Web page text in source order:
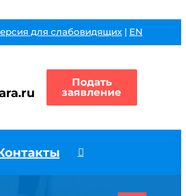
для слабовидящих | EN
Подать
заявление